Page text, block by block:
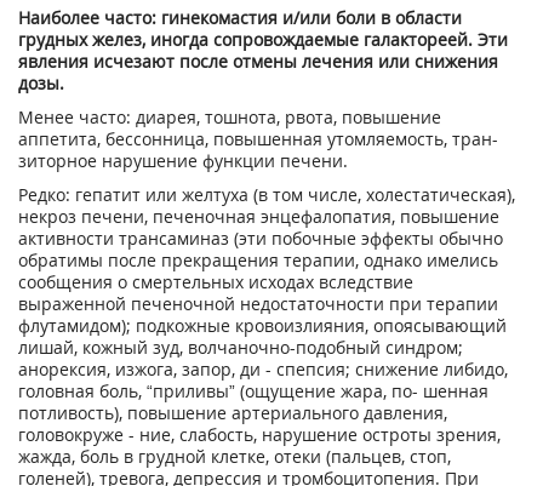
Наиболее часто: гинекомастия и/или боли в области
грудных желез, иногда сопровождаемые галактореей. Эти
явления исчезают после отмены лечения или снижения
дозы.
Менее часто: диарея, тошнота, рво­та, повышение
аппетита, бессонни­ца, повышенная утомляемость, тран­
зиторное нарушение функции пече­ни.
Редко: гепатит или желтуха (в том числе, холестатическая),
некроз пече­ни, печеночная энцефалопатия, повы­шение
активности трансаминаз (эти побочные эффекты обычно
обратимы после прекращения терапии, однако имелись
сообщения о смертельных исходах вследствие
выраженной пе­ченочной недостаточности при тера­пии
флутамидом); подкожные крово­излияния, опоясывающий
лишай, ко­жный зуд, волчаночно-подобный син­дром;
анорексия, изжога, запор, ди - спепсия; снижение либидо,
головная боль, “приливы” (ощущение жара, по- шенная
потливость), повышение ар­териального давления,
головокруже - ние, слабость, нарушение остроты зрения,
жажда, боль в грудной клет­ке, отеки (пальцев, стоп,
голеней), тревога, депрессия и тромбоцитопе­ния. При